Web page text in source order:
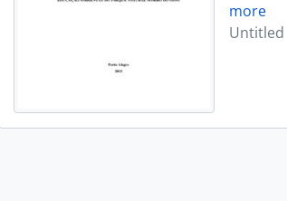
more
Untitled